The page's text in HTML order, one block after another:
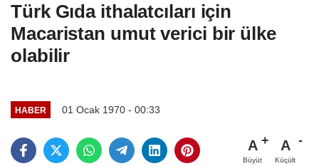
Türk Gıda ithalatcıları için
Macaristan umut verici bir ülke
olabilir
HABER 01 Ocak 1970 - 00:33
A
Büyüt
A
Küçült